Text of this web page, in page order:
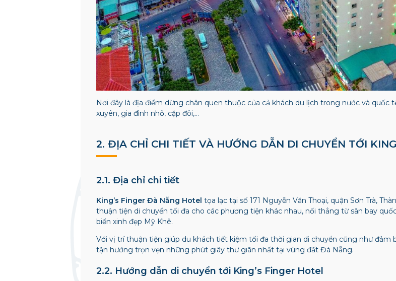
Nơi đây là địa điểm dừng chân quen thuộc của cả khách du lịch trong nước và quốc
xuyên, gia đình nhỏ, cặp đôi,…
2. ĐỊA CHỈ CHI TIẾT VÀ HƯỚNG DẪN DI CHUYỂN TỚI
2.1. Địa chỉ chi tiết
King’s Finger Đà Nẵng Hotel tọa lạc tại số 171 Nguyễn Văn Thoại, quận Sơn Trà,
thuận tiện di chuyển tối đa cho các phương tiện khác nhau, nối thẳng từ sân bay
biển xinh đẹp Mỹ Khê.
Với vị trí thuận tiện giúp du khách tiết kiệm tối đa thời gian di chuyển cũng như đảm
tận hưởng trọn vẹn những phút giây thư giãn nhất tại vùng đất Đà Nẵng.
2.2. Hướng dẫn di chuyển tới King’s Finger Hotel